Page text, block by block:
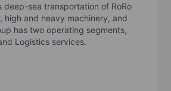
deep-sea transportation of RoRo
high and heavy machinery, and
has two operating segments,
Logistics services.